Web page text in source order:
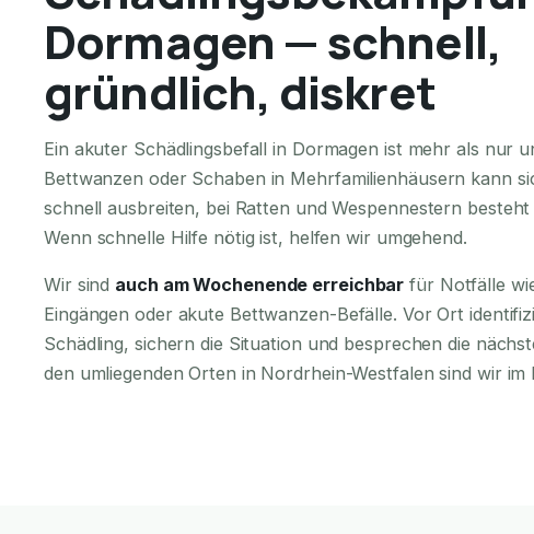
Dormagen — schnell,
gründlich, diskret
Ein akuter Schädlingsbefall in Dormagen ist mehr als nur
Bettwanzen oder Schaben in Mehrfamilienhäusern kann
schnell ausbreiten, bei Ratten und Wespennestern besteht
Wenn schnelle Hilfe nötig ist, helfen wir umgehend.
Wir sind auch am Wochenende erreichbar für Notfälle
Eingängen oder akute Bettwanzen-Befälle. Vor Ort
Schädling, sichern die Situation und besprechen die
den umliegenden Orten in Nordrhein-Westfalen sind wir im